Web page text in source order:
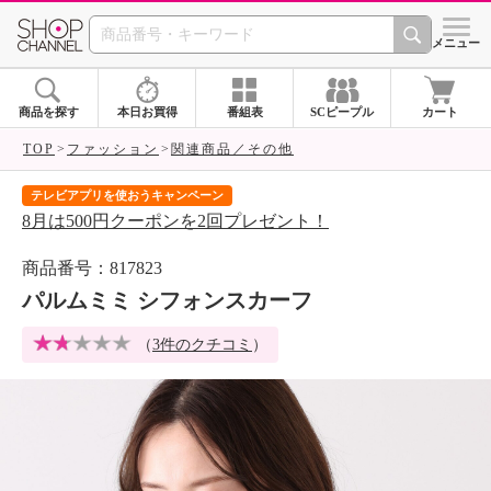
SHOP CHANNEL シメニュー
商品を探す 本日お買得 番組表 SCピープル カート
TOP ファッション 関連商品／その他
テレビアプリを使おうキャンペーン
8月は500円クーポンを2回プレゼント！
商品番号：817823
パルムミミ シフォンスカーフ
（3件のクチコミ ）